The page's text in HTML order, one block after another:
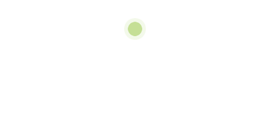
pro Einheit/Nacht